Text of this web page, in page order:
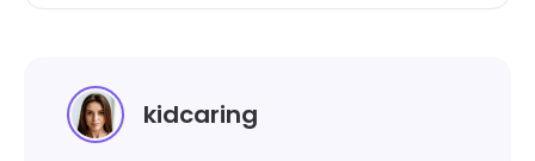
kidcaring